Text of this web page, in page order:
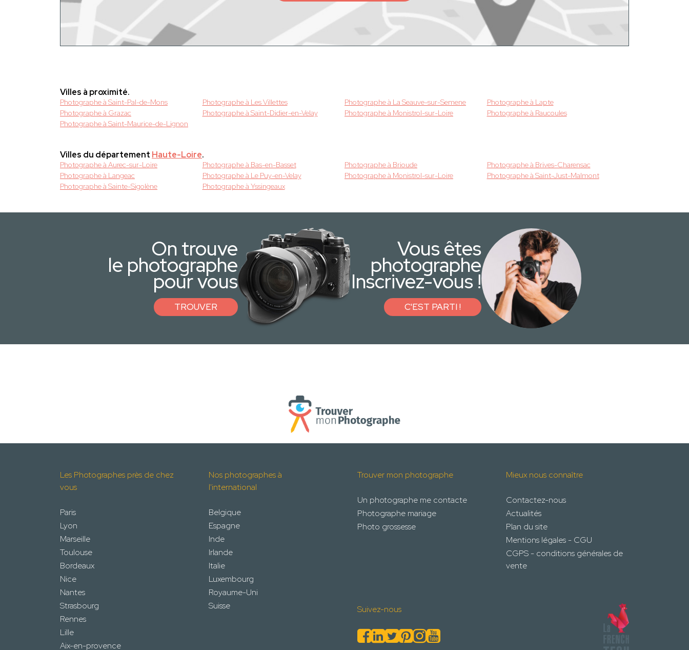
Villes à proximité.
Photographe à Saint-Pal-de-Mons Photographe à Les Villettes Photographe à La Seauve-sur-Semene
Photographe à Lapte
Photographe à Grazac
Photographe à Saint-Didier-en-Velay Photographe à Monistrol-sur-Loire
Photographe à Raucoules
Photographe à Saint-Maurice-de-Lignon
Villes du département Haute-Loire.
Photographe à Aurec-sur-Loire Photographe à Bas-en-Basset Photographe à Brioude
Photographe à Brives-Charensac
Photographe à Langeac
Photographe à Le Puy-en-Velay Photographe à Monistrol-sur-Loire
Photographe à Saint-Just-Malmont
Photographe à Sainte-Sigolène
Photographe à Yssingeaux
On trouve
le photographe
pour vous
TROUVER
Vous êtes
photographe
Inscrivez-vous !
C'EST PARTI !
Les Photographes près de chez
vous
Paris
Lyon
Marseille
Toulouse
Bordeaux
Nice
Nantes
Strasbourg
Rennes
Lille
Aix-en-provence
Nos photographes à
l'international
Belgique
Espagne
Inde
Irlande
Italie
Luxembourg
Royaume-Uni
Suisse
Trouver mon photographe
Un photographe me contacte
Photographe mariage
Photo grossesse
Mieux nous connaître
Contactez-nous
Actualités
Plan du site
Mentions légales - CGU
CGPS - conditions générales de
vente
Suivez-nous